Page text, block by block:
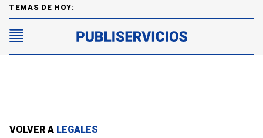
VOLVER A LEGALES
TEMAS DE HOY: